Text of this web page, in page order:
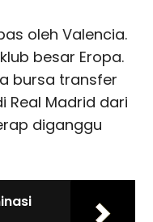
oleh Valencia.
besar Eropa.
bursa transfer
Real Madrid dari
diganggu